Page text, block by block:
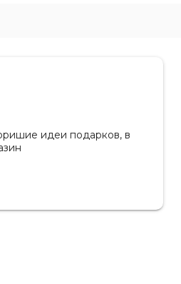
идеи подарков, в